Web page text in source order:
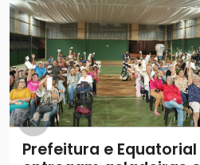
Prefeitura e Equatorial